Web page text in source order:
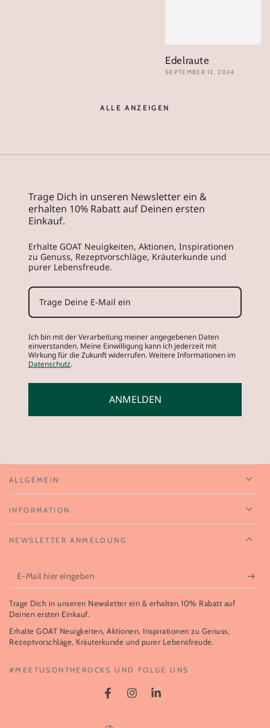
Edelraute
SEPTEMBER 12, 2024
ALLE ANZEIGEN
Trage Dich in unseren Newsletter ein &
erhalten 10% Rabatt auf Deinen ersten
Einkauf.
Erhalte GOAT Neuigkeiten, Aktionen, Inspirationen
zu Genuss, Rezeptvorschläge, Kräuterkunde und
purer Lebensfreude.
Ich bin mit der Verarbeitung meiner angegebenen Daten
einverstanden. Meine Einwilligung kann ich jederzeit mit
Wirkung für die Zukunft widerrufen. Weitere Informationen im
Datenschutz.
ANMELDEN
ALLGEMEIN
INFORMATION
NEWSLETTER ANMELDUNG
E-
Mail
hier
eingeben
Trage Dich in unseren Newsletter ein & erhalten 10% Rabatt auf
Deinen ersten Einkauf.
Erhalte GOAT Neuigkeiten, Aktionen, Inspirationen zu Genuss,
Rezeptvorschläge, Kräuterkunde und purer Lebensfreude.
#MEETUSONTHEROCKS UND FOLGE UNS
FacebookInstagramLinkedIn